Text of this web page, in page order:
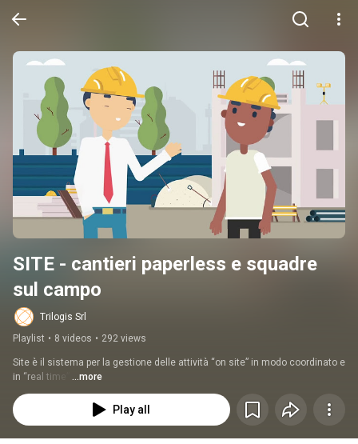
SITE - cantieri paperless e squadre
sul campo
Trilogis Srl
Playlist • 8 videos • 292 views
Site è il sistema per la gestione delle attività “on site” in modo coordinato e
in “real time”. ...more
Play all